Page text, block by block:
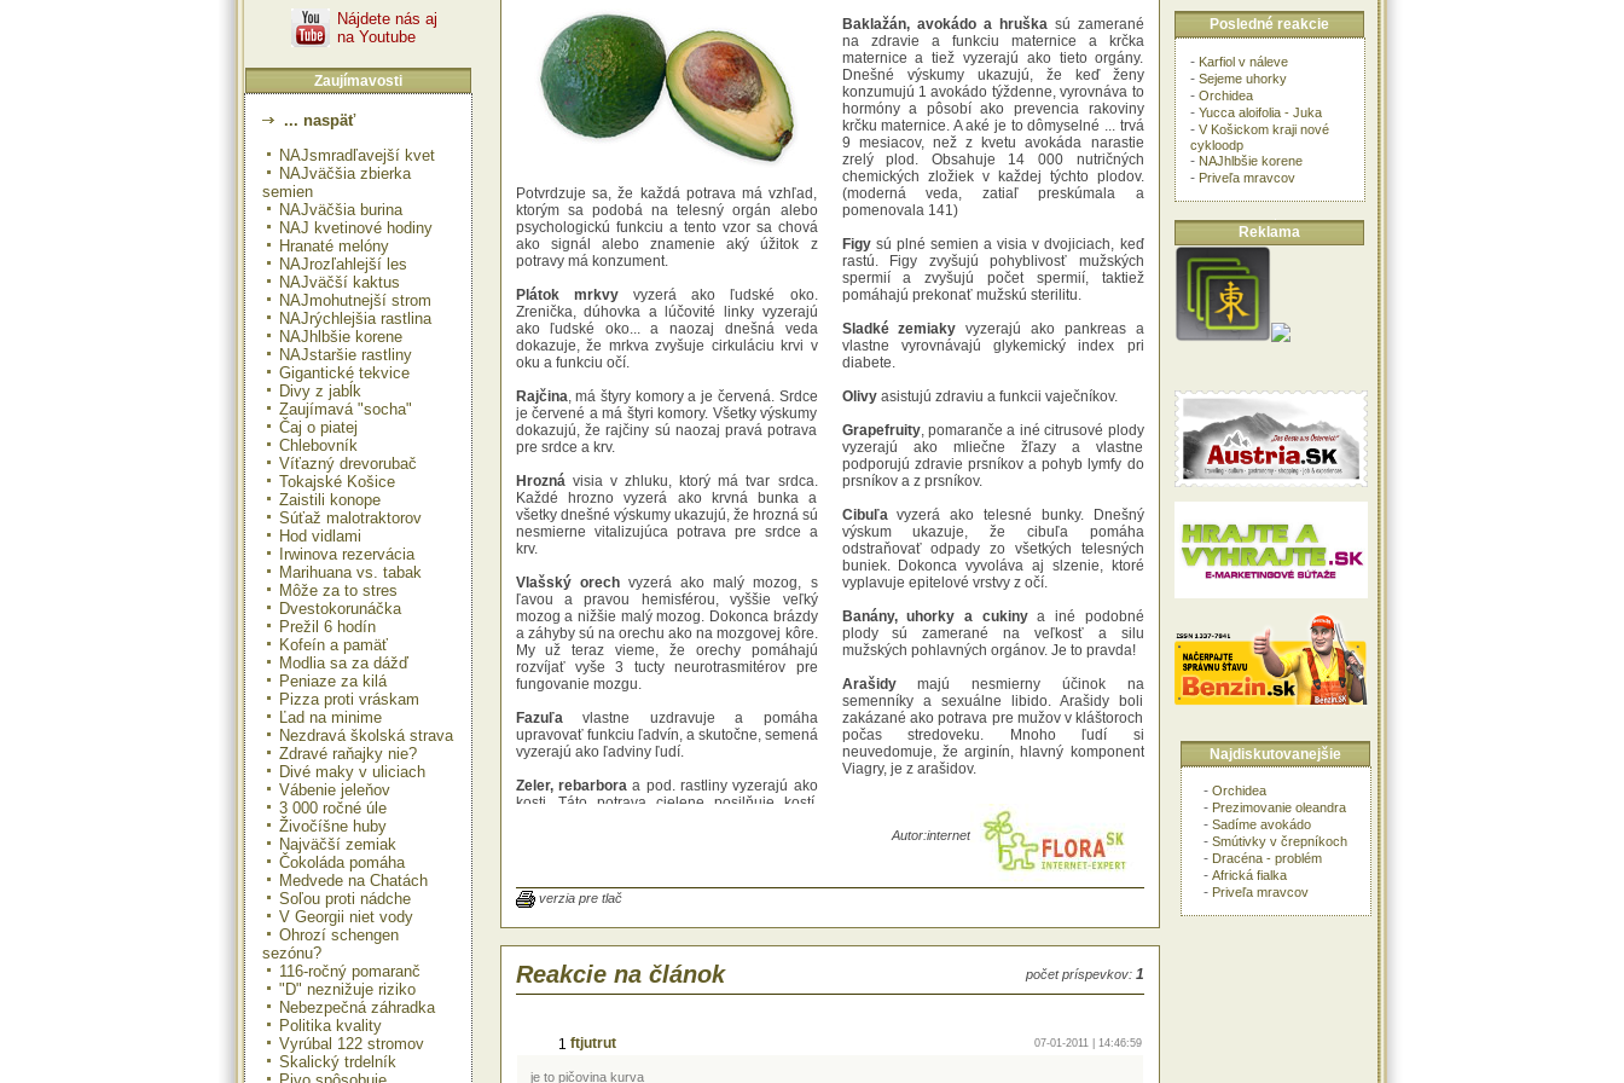
Nájdete nás aj
na Youtube
Zaujímavosti
... naspäť
NAJsmradľavejší kvet
NAJväčšia zbierka
semien
NAJväčšia burina
NAJ kvetinové hodiny
Hranaté melóny
NAJrozľahlejší les
NAJväčší kaktus
NAJmohutnejší strom
NAJrýchlejšia rastlina
NAJhlbšie korene
NAJstaršie rastliny
Gigantické tekvice
Divy z jabĺk
Zaujímavá "socha"
Čaj o piatej
Chlebovník
Víťazný drevorubač
Tokajské Košice
Zaistili konope
Súťaž malotraktorov
Hod vidlami
Irwinova rezervácia
Marihuana vs. tabak
Môže za to stres
Dvestokorunáčka
Prežil 6 hodín
Kofeín a pamäť
Modlia sa za dážď
Peniaze za kilá
Pizza proti vráskam
Ľad na minime
Nezdravá školská strava
Zdravé raňajky nie?
Divé maky v uliciach
Vábenie jeleňov
3 000 ročné úle
Živočíšne huby
Najväčší zemiak
Čokoláda pomáha
Medvede na Chatách
Soľou proti nádche
V Georgii niet vody
Ohrozí schengen
sezónu?
116-ročný pomaranč
"D" neznižuje riziko
Nebezpečná záhradka
Politika kvality
Vyrúbal 122 stromov
Skalický trdelník
Potvrdzuje sa, že každá potrava má vzhľad,
ktorým sa podobá na telesný orgán alebo
psychologickú funkciu a tento vzor sa chová
ako signál alebo znamenie aký úžitok z
potravy má konzument.
Plátok mrkvyvyzerá ako ľudské oko.
Zrenička, dúhovka a lúčovité linky vyzerajú
ako ľudské oko... a naozaj dnešná veda
dokazuje, že mrkva zvyšuje cirkuláciu krvi v
oku a funkciu očí.
Rajčina, má štyry komory a je červená. Srdce
je červené a má štyri komory. Všetky výskumy
dokazujú, že rajčiny sú naozaj pravá potrava
pre srdce a krv.
Hroznávisia v zhluku, ktorý má tvar srdca.
Každé hrozno vyzerá ako krvná bunka a
všetky dnešné výskumy ukazujú, že hrozná sú
nesmierne vitalizujúca potrava pre srdce a
krv.
Vlašský orechvyzerá ako malý mozog, s
ľavou a pravou hemisférou, vyššie veľký
mozog a nižšie malý mozog. Dokonca brázdy
a záhyby sú na orechu ako na mozgovej kôre.
My už teraz vieme, že orechy pomáhajú
rozvíjať vyše 3 tucty neurotrasmitérov pre
fungovanie mozgu.
Fazuľavlastne uzdravuje a pomáha
upravovať funkciu ľadvín, a skutočne, semená
vyzerajú ako ľadviny ľudí.
Zeler, rebarboraa pod. rastliny vyzerajú ako
kosti. Táto potrava cielene posilňuje kostí.
Baklažán, avokádo a hruška
konzumujú 1 avokádo týždenne, vyrovnáva to
zrelý plod. Obsahuje 14 000 nutričných
(moderná veda, zatiaľ preskúmala a
Baklažán, avokádo a hruškasú zamerané
na zdravie a funkciu maternice a krčka
maternice a tiež vyzerajú ako tieto orgány.
Dnešné výskumy ukazujú, že keď ženy
konzumujú 1 avokádo týždenne, vyrovnáva to
hormóny a pôsobí ako prevencia rakoviny
krčku maternice. A aké je to dômyselné ... trvá
9 mesiacov, než z kvetu avokáda narastie
zrelý plod. Obsahuje 14 000 nutričných
chemických zložiek v každej týchto plodov.
(moderná veda, zatiaľ preskúmala a
pomenovala 141)
Figysú plné semien a visia v dvojiciach, keď
rastú. Figy zvyšujú pohyblivosť mužských
spermií a zvyšujú počet spermií, taktiež
pomáhajú prekonať mužskú sterilitu.
Sladké zemiaky vyzerajú ako pankreas a
vlastne vyrovnávajú glykemický index pri
diabete.
Olivyasistujú zdraviu a funkcii vaječníkov.
Grapefruity, pomaranče a iné citrusové plody
vyzerajú ako mliečne žľazy a vlastne
podporujú zdravie prsníkov a pohyb lymfy do
prsníkov a z prsníkov.
Cibuľavyzerá ako telesné bunky. Dnešný
výskum ukazuje, že cibuľa pomáha
odstraňovať odpady zo všetkých telesných
buniek. Dokonca vyvoláva aj slzenie, ktoré
vyplavuje epitelové vrstvy z očí.
Banány, uhorky a cukinya iné podobné
plody sú zamerané na veľkosť a silu
mužských pohlavných orgánov. Je to pravda!
Arašidymajú nesmierny účinok na
semenníky a sexuálne libido. Arašidy boli
zakázané ako potrava pre mužov v kláštoroch
počas stredoveku. Mnoho ľudí si
neuvedomuje, že arginín, hlavný komponent
Viagry, je z arašidov.
Autor:internet
verzia pre tlač
Reakcie na článok počet príspevkov: 1
1 ftjutrut 07-01-2011 | 14:46:59
je to pičovina kurva
Posledné reakcie
- Karfiol v náleve
- Sejeme uhorky
- Orchidea
- Yucca aloifolia - Juka
- V Košickom kraji nové
cykloodp
- NAJhlbšie korene
- Priveľa mravcov
Reklama
Najdiskutovanejšie
- Orchidea
- Prezimovanie oleandra
- Sadíme avokádo
- Smútivky v črepníkoch
- Dracéna - problém
- Africká fialka
- Priveľa mravcov